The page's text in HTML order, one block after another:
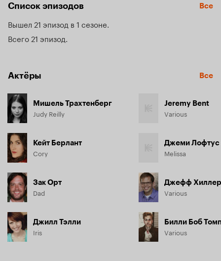
Список эпизодов Все
Вышел 21 эпизод в 1 сезоне
Всего 21 эпизод
Актёры Все
Мишель Трахтенберг
Judy Reilly
Кейт Берлант
Cory
Зак Орт
Dad
Джилл Тэлли
Iris
Jeremy Bent
Various
Джеми Лофтус
Melissa
Джефф Хиллер
Various
Билли Боб
Various